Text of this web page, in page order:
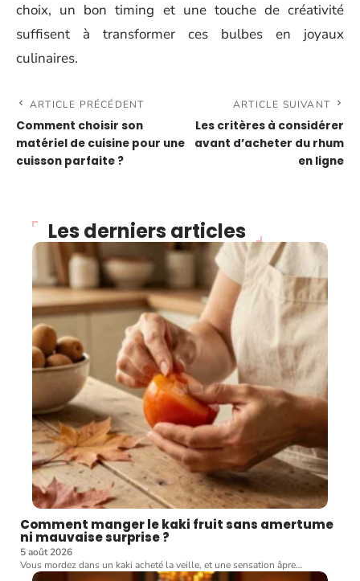
choix, un bon timing et une touche de créativité
suffisent à transformer ces bulbes en joyaux
culinaires.
ARTICLE PRÉCÉDENT
Comment choisir son
matériel de cuisine pour une
cuisson parfaite ?
ARTICLE SUIVANT
Les critères à considérer
avant d’acheter du rhum
en ligne
Les derniers articles
Comment manger le kaki fruit sans amertume
ni mauvaise surprise ?
5 août 2026
Vous mordez dans un kaki acheté la veille, et une sensation âpre…